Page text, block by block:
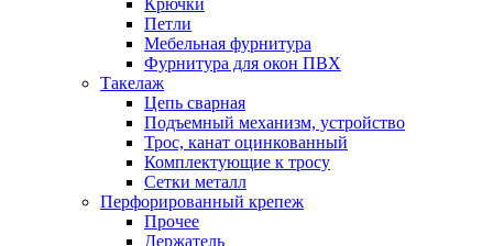
Крючки
Петли
Мебельная фурнитура
Фурнитура для окон ПВХ
Такелаж
Цепь сварная
Подъемный механизм, устройство
Трос, канат оцинкованный
Комплектующие к тросу
Сетки металл
Перфорированный крепеж
Прочее
Держатель